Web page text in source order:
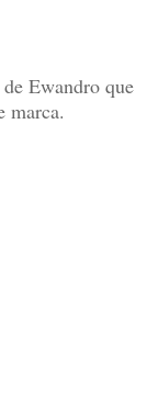
Ewandro que
marca.